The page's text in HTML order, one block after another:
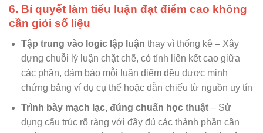
6. Bí quyết làm tiểu luận đạt điểm cao không
cần giỏi số liệu
Tập trung vào logic lập luận thay vì thống kê – Xây
dựng chuỗi lý luận chặt chẽ, có tính liên kết cao giữa
các phần, đảm bảo mỗi luận điểm đều được minh
chứng bằng ví dụ cụ thể hoặc dẫn chiếu từ nguồn uy tín
Trình bày mạch lạc, đúng chuẩn học thuật– Sử
dụng cấu trúc rõ ràng với đầy đủ các thành phần cần